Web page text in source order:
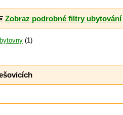
Zobraz podrobné filtry ubytování
(1)